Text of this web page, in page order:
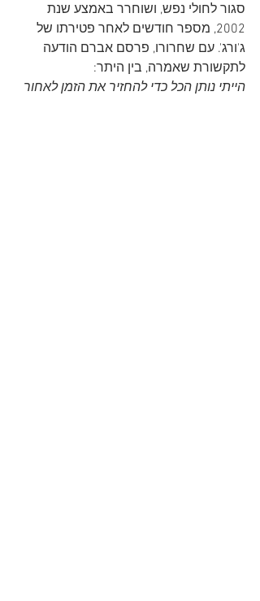
סגור לחולי נפש, ושוחרר באמצע שנת
2002, מספר חודשים לאחר פטירתו של
ג'ורג'. עם שחרורו, פרסם אברם הודעה
לתקשורת שאמרה, בין היתר:
הייתי נותן הכל כדי להחזיר את הזמן לאחור